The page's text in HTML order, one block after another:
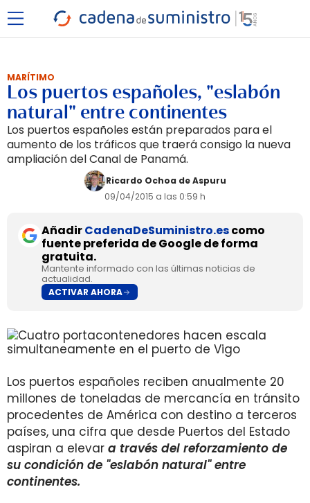
MARÍTIMO
Los puertos españoles, "eslabón
natural" entre continentes
Los puertos españoles están preparados para el
aumento de los tráficos que traerá consigo la nueva
ampliación del Canal de Panamá.
Ricardo Ochoa de Aspuru
09/04/2015 a las 0:59 h
AñadirCadenaDeSuministro.escomo
fuente preferida de Google de forma
gratuita.
Mantente informado con las últimas noticias de
actualidad.
ACTIVAR AHORA
Los puertos españoles reciben anualmente 20
millones de toneladas de mercancía en tránsito
procedentes de América con destino a terceros
países, una cifra que desde Puertos del Estado
aspiran a elevar a través del reforzamiento de
su condición de "eslabón natural" entre
continentes.